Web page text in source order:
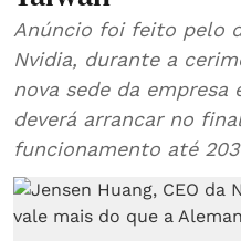
Anúncio foi feito pelo
Nvidia, durante a
nova sede da empresa
deverá arrancar no
funcionamento até